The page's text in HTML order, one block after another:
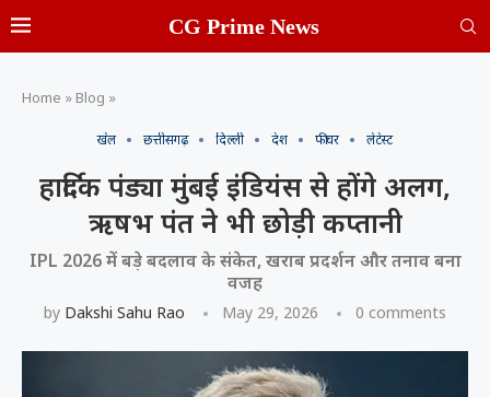
CG Prime News
Home » Blog »
खेल छत्तीसगढ़ दिल्ली देश फीचर लेटेस्ट
हार्दिक पंड्या मुंबई इंडियंस से होंगे अलग,
ऋषभ पंत ने भी छोड़ी कप्तानी
IPL 2026 में बड़े बदलाव के संकेत, खराब प्रदर्शन और तनाव बना
वजह
by Dakshi Sahu Rao May 29, 2026 0 comments